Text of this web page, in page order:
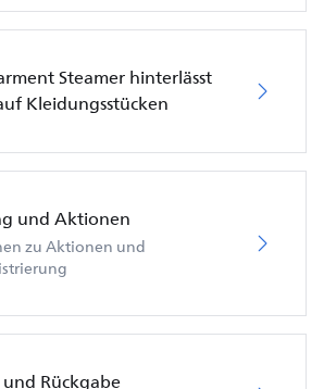
Steamer hinterlässt
Kleidungsstücken
und Aktionen
zu Aktionen und
Rückgabe